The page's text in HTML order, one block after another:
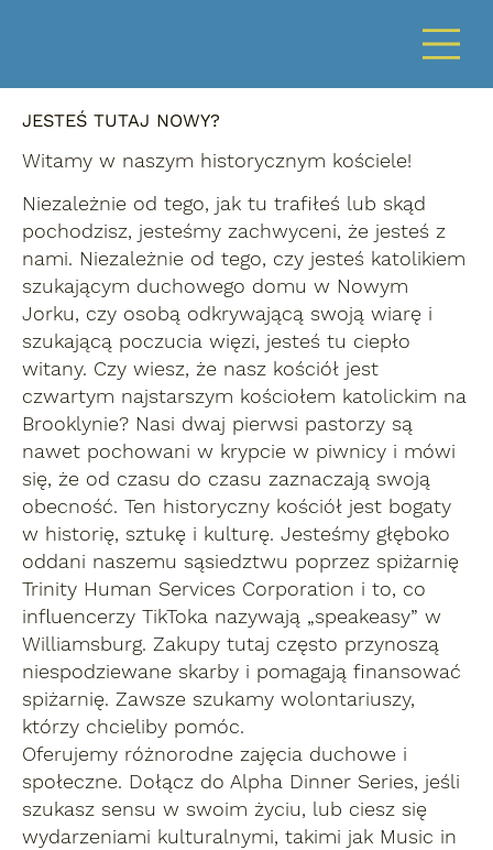
JESTEŚ TUTAJ NOWY?
Witamy w naszym historycznym kościele!
Niezależnie od tego, jak tu trafiłeś lub skąd
pochodzisz, jesteśmy zachwyceni, że jesteś z
nami. Niezależnie od tego, czy jesteś katolikiem
szukającym duchowego domu w Nowym
Jorku, czy osobą odkrywającą swoją wiarę i
szukającą poczucia więzi, jesteś tu ciepło
witany. Czy wiesz, że nasz kościół jest
czwartym najstarszym kościołem katolickim na
Brooklynie? Nasi dwaj pierwsi pastorzy są
nawet pochowani w krypcie w piwnicy i mówi
się, że od czasu do czasu zaznaczają swoją
obecność. Ten historyczny kościół jest bogaty
w historię, sztukę i kulturę. Jesteśmy głęboko
oddani naszemu sąsiedztwu poprzez spiżarnię
Trinity Human Services Corporation i to, co
influencerzy TikToka nazywają „speakeasy” w
Williamsburg. Zakupy tutaj często przynoszą
niespodziewane skarby i pomagają finansować
spiżarnię. Zawsze szukamy wolontariuszy,
którzy chcieliby pomóc.
Oferujemy różnorodne zajęcia duchowe i
społeczne. Dołącz do Alpha Dinner Series, jeśli
szukasz sensu w swoim życiu, lub ciesz się
wydarzeniami kulturalnymi, takimi jak Music in